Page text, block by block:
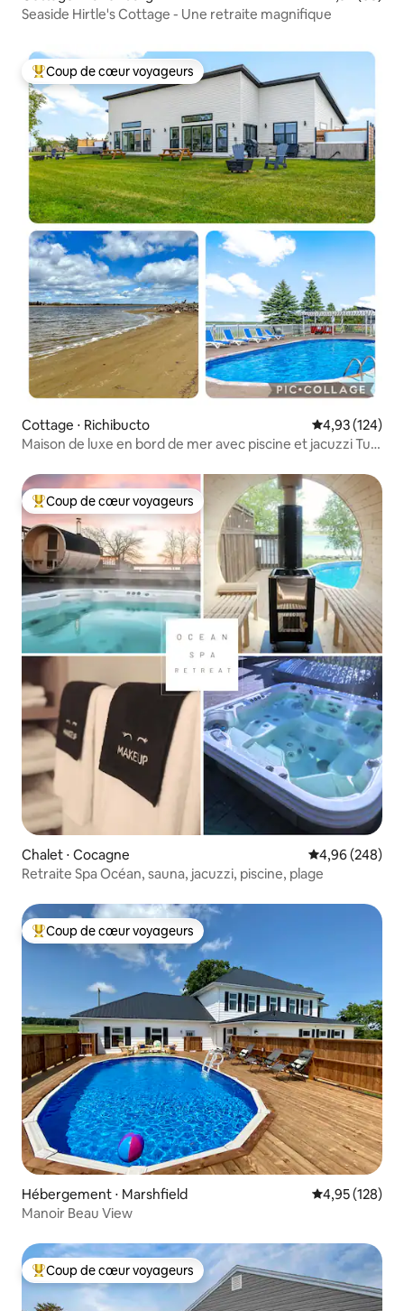
Seaside Hirtle's Cottage - Une retraite magnifique
Coups de cœur voyageurs les plus appréciés
Coup de cœur voyageurs
Cottage ⋅ Richibucto Évaluation
4,93 (124)
Maison de luxe en bord de mer avec piscine et jacuzzi Tub
Coups de cœur voyageurs les plus appréciés
Coup de cœur voyageurs
Chalet ⋅ Cocagne Évaluation
4,96 (248)
Retraite Spa Océan, sauna, jacuzzi, piscine, plage
Coups de cœur voyageurs les plus appréciés
Coup de cœur voyageurs
Hébergement ⋅ Marshfield Évaluation
4,95 (128)
Manoir Beau View
Coups de cœur voyageurs les plus appréciés
Coup de cœur voyageurs